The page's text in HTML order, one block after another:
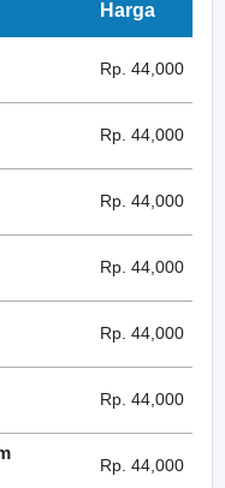
Harga
Rp. 44,000
Rp. 44,000
Rp. 44,000
Rp. 44,000
Rp. 44,000
Rp. 44,000
Rp. 44,000